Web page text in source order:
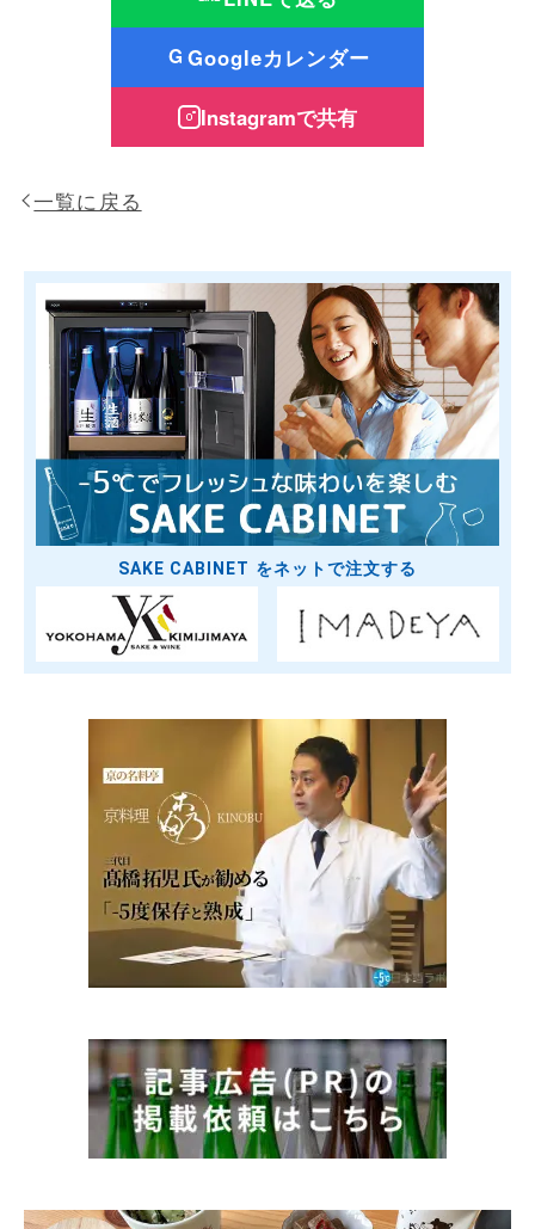
G Googleカレンダー
Instagramで共有
一覧に戻る
SAKE CABINET をネットで注文する